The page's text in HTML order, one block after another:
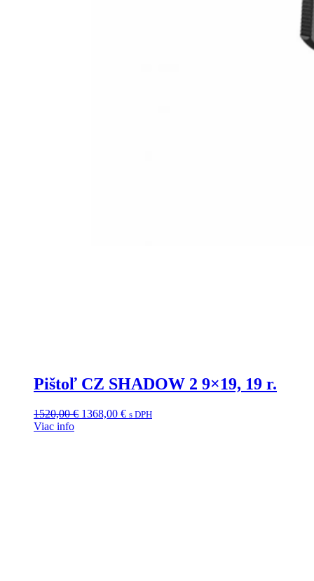
Pištoľ CZ SHADOW 2 9×19, 19 r.
1520,00€ Pôvodná
1368,00 €Aktuálna
s DPH
Viac info